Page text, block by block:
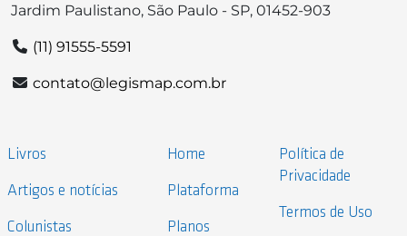
Jardim Paulistano, São Paulo - SP, 01452-903
(11) 91555-5591
contato@legismap.com.br
Livros
Artigos e notícias
Colunistas
Home
Plataforma
Planos
Política de
Privacidade
Termos de Uso